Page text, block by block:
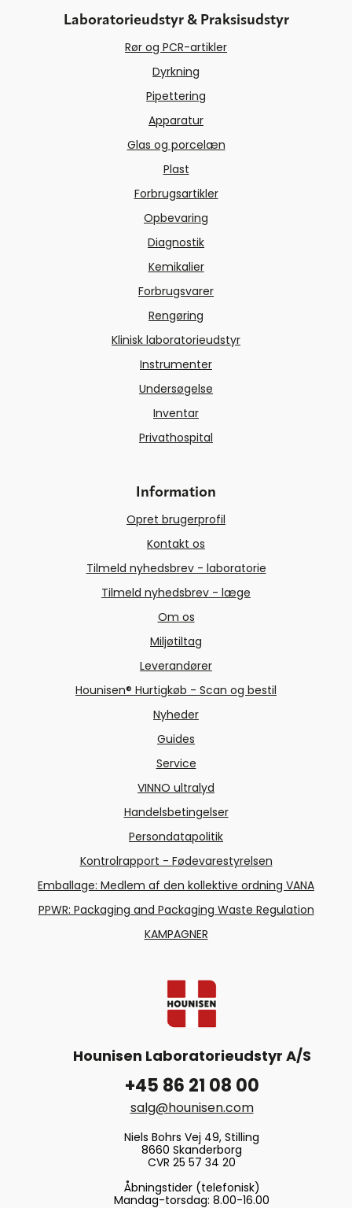
Laboratorieudstyr & Praksisudstyr
Rør og PCR-artikler
Dyrkning
Pipettering
Apparatur
Glas og porcelæn
Plast
Forbrugsartikler
Opbevaring
Diagnostik
Kemikalier
Forbrugsvarer
Rengøring
Klinisk laboratorieudstyr
Instrumenter
Undersøgelse
Inventar
Privathospital
Information
Opret brugerprofil
Kontakt os
Tilmeld nyhedsbrev - laboratorie
Tilmeld nyhedsbrev - læge
Om os
Miljøtiltag
Leverandører
Hounisen® Hurtigkøb - Scan og bestil
Nyheder
Guides
Service
VINNO ultralyd
Handelsbetingelser
Persondatapolitik
Kontrolrapport - Fødevarestyrelsen
Emballage: Medlem af den kollektive ordning VANA
PPWR: Packaging and Packaging Waste Regulation
KAMPAGNER
Hounisen Laboratorieudstyr A/S
+45 86 21 08 00
salg@hounisen.com
Niels Bohrs Vej 49, Stilling
8660 Skanderborg
CVR 25 57 34 20
Åbningstider (telefonisk)
Mandag-torsdag: 8.00-16.00